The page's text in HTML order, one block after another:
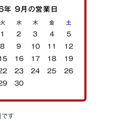
9月の営業日
火 水 木 金 土
1 2 3 4
5
8 9 10 11
12
16 17 18
19
23 24 25
26
30
す